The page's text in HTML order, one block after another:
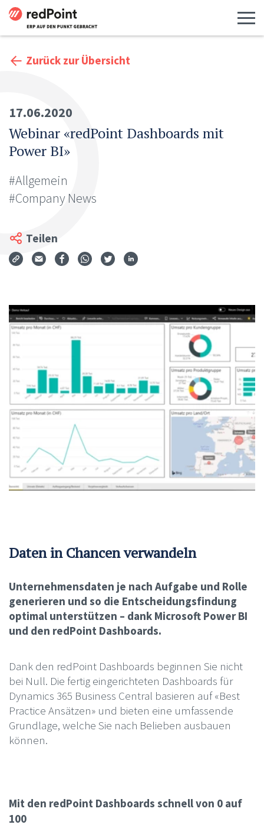
Zurück zur Übersicht
17.06.2020
Webinar «redPoint Dashboards mit
Power BI»
#Allgemein
#Company News
Teilen
Via Mail teilen
Auf Facebook teilen
Auf WhatsApp teilen
Auf Twitter teilen
Auf LinkedIn teilen
Daten in Chancen verwandeln
Unternehmensdaten je nach Aufgabe und Rolle
generieren und so die Entscheidungsfindung
optimal unterstützen – dank Microsoft Power BI
und den redPoint Dashboards.
Dank den redPoint Dashboards beginnen Sie nicht
bei Null. Die fertig eingerichteten Dashboards für
Dynamics 365 Business Central basieren auf «Best
Practice Ansätzen» und bieten eine umfassende
Grundlage, welche Sie nach Belieben ausbauen
können.
Mit den redPoint Dashboards schnell von 0 auf
100